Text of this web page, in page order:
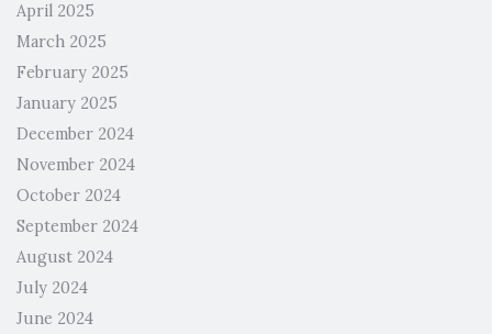
April 2025
March 2025
February 2025
January 2025
December 2024
November 2024
October 2024
September 2024
August 2024
July 2024
June 2024